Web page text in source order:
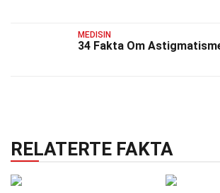
MEDISIN
34 Fakta Om
RELATERTE FAKTA